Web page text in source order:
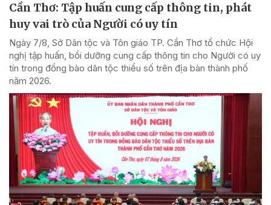
Cần Thơ: Tập huấn cung cấp thông tin, phát
huy vai trò của Người có uy tín
Ngày 7/8, Sở Dân tộc và Tôn giáo TP. Cần Thơ tổ chức Hội
nghị tập huấn, bồi dưỡng cung cấp thông tin cho Người có uy
tín trong đồng bào dân tộc thiểu số trên địa bàn thành phố
năm 2026.